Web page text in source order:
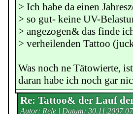
> Ich habe da einen
> so gut- keine UV-
> angezogen& das finde
> verheilenden Tattoo
Was noch ne Tätowierte,
daran habe ich noch gar
Re: Tattoo& der Lauf
Autor: Rele | Datum: 30.11.2007